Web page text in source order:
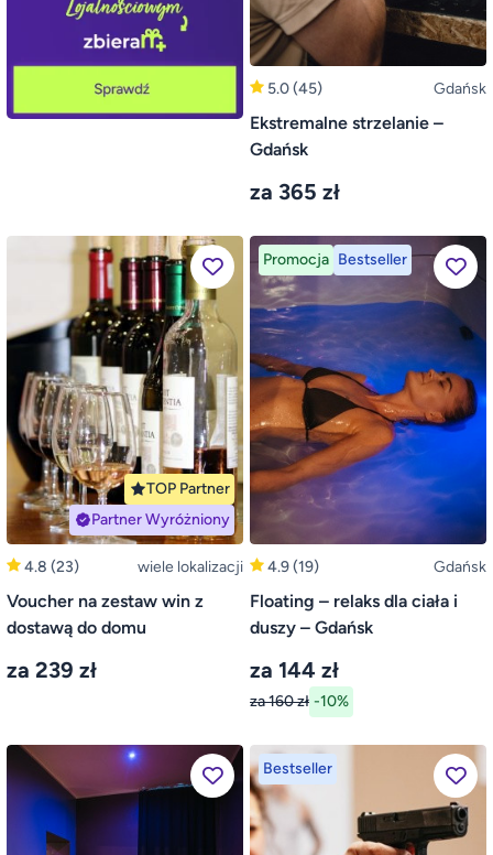
5.0(45) Gdańsk
Ekstremalne strzelanie –
Gdańsk
za 365 zł
TOP Partner
Partner Wyróżniony
4.8 (23) wiele lokalizacji
Voucher na zestaw win z
dostawą do domu
za 239 zł
Promocja Bestseller
4.9(19) Gdańsk
Floating – relaks dla ciała i
duszy – Gdańsk
za 144 zł
za 160 zł -10%
Bestseller